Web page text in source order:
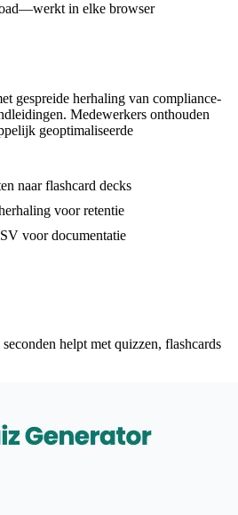
in elke browser
gespreide herhaling van compliance-
Medewerkers onthouden
geoptimaliseerde
naar flashcard decks
voor retentie
voor documentatie
helpt met quizzen, flashcards